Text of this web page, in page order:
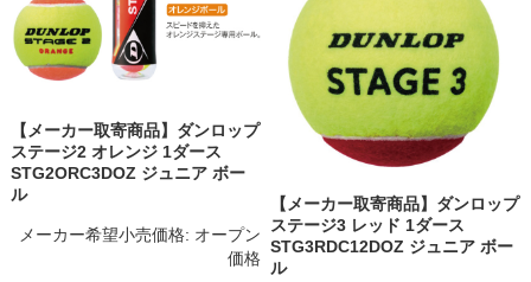
【メーカー取寄商品】ダンロップ
ステージ2 オレンジ 1ダース
STG2ORC3DOZ ジュニア ボー
ル
メーカー希望小売価格: オープン
価格
【メーカー取寄商品】ダンロップ
ステージ3 レッド 1ダース
STG3RDC12DOZ ジュニア ボー
ル